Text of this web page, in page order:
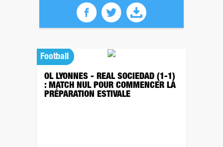
Football
OL LYONNES - REAL SOCIEDAD (1-1)
: MATCH NUL POUR COMMENCER LA
PRÉPARATION ESTIVALE